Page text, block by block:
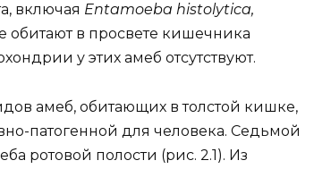
включая Entamoeba histolytica,
обитают в просвете кишечника
у этих амеб отсутствуют.
амеб, обитающих в толстой кишке,
патогенной для человека. Седьмой
ротовой полости (рис. 2.1). Из